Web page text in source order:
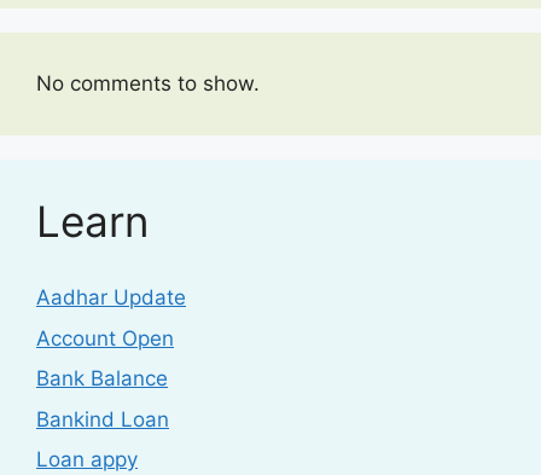
No comments to show.
Learn
Aadhar Update
Account Open
Bank Balance
Bankind Loan
Loan appy